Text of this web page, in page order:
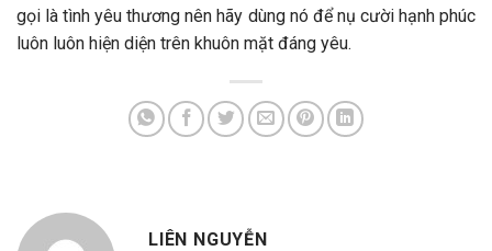
gọi là tình yêu thương nên hãy dùng nó để nụ cười hạnh phúc
luôn luôn hiện diện trên khuôn mặt đáng yêu.
LIÊN NGUYỄN